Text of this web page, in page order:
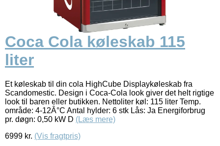
Coca Cola køleskab 115
liter
Et køleskab til din cola HighCube Displaykøleskab fra
Scandomestic. Design i Coca-Cola look giver det helt rigtige
look til baren eller butikken. Nettoliter køl: 115 liter Temp.
område: 4-12Â°C Antal hylder: 6 stk Lås: Ja Energiforbrug
pr. døgn: 0,50 kW D (Læs mere)
6999 kr. (Vis fragtpris)